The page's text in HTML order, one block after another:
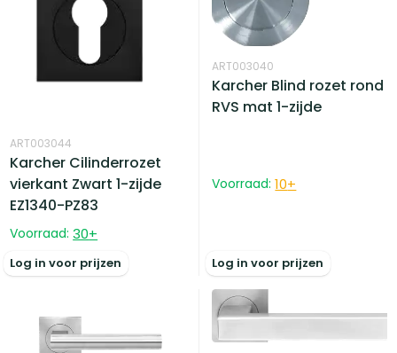
ART003044
Karcher Cilinderrozet
vierkant Zwart 1-zijde
EZ1340-PZ83
Voorraad: 30+
Log in voor prijzen
ART003040
Karcher Blind rozet rond
RVS mat 1-zijde
Voorraad: 10+
Log in voor prijzen